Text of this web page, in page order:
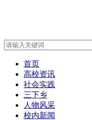
首页
高校资讯
社会实践
三下乡
人物风采
校内新闻